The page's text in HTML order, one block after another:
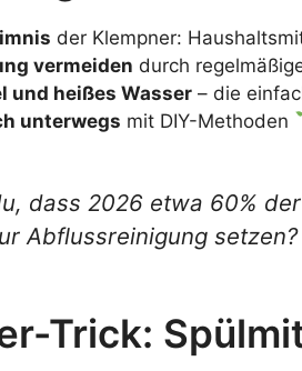
der Klempner:
vermeiden durch
und heißes Wasser – die
unterwegs mit DIY-Methoden
dass 2026 etwa 60%
Abflussreinigung setzen?
Trick: